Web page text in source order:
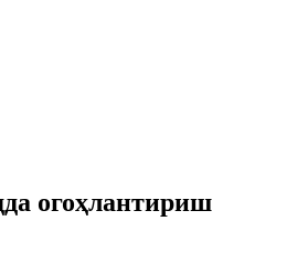
огоҳлантириш